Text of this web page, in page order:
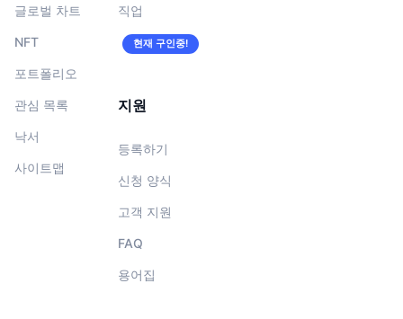
글로벌 차트
NFT
포트폴리오
관심 목록
낙서
사이트맵
직업
현재 구인중!
지원
등록하기
신청 양식
고객 지원
FAQ
용어집